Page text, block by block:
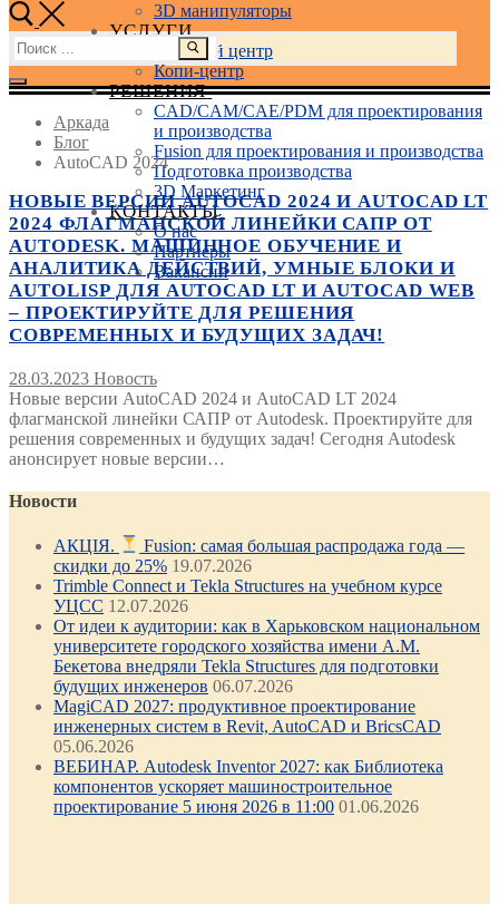
3D манипуляторы
УСЛУГИ
Учебный центр
Копи-центр
РЕШЕНИЯ
CAD/CAM/CAE/PDM для проектирования
и производства
Fusion для проектирования и производства
Подготовка производства
3D Маркетинг
КОНТАКТЫ
О нас
Партнеры
Вакансии
Найти:
Аркада
Блог
AutoCAD 2024
НОВЫЕ ВЕРСИИ AUTOCAD 2024 И AUTOCAD LT
2024 ФЛАГМАНСКОЙ ЛИНЕЙКИ САПР ОТ
AUTODESK. МАШИННОЕ ОБУЧЕНИЕ И
АНАЛИТИКА ДЕЙСТВИЙ, УМНЫЕ БЛОКИ И
AUTOLISP ДЛЯ AUTOCAD LT И AUTOCAD WEB
– ПРОЕКТИРУЙТЕ ДЛЯ РЕШЕНИЯ
СОВРЕМЕННЫХ И БУДУЩИХ ЗАДАЧ!
28.03.2023 Новость
Новые версии AutoCAD 2024 и AutoCAD LT 2024
флагманской линейки САПР от Autodesk. Проектируйте для
решения современных и будущих задач! Сегодня Autodesk
анонсирует новые версии…
Новости
АКЦІЯ.
Fusion: самая большая распродажа года —
скидки до 25% 19.07.2026
Trimble Connect и Tekla Structures на учебном курсе
УЦСС 12.07.2026
От идеи к аудитории: как в Харьковском национальном
университете городского хозяйства имени А.М.
Бекетова внедряли Tekla Structures для подготовки
будущих инженеров 06.07.2026
MagiCAD 2027: продуктивное проектирование
инженерных систем в Revit, AutoCAD и BricsCAD
05.06.2026
ВЕБИНАР. Autodesk Inventor 2027: как Библиотека
компонентов ускоряет машиностроительное
проектирование 5 июня 2026 в 11:00 01.06.2026